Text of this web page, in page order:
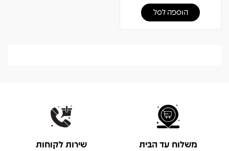
הוספה לסל
משלוח עד הבית שירות לקוחות